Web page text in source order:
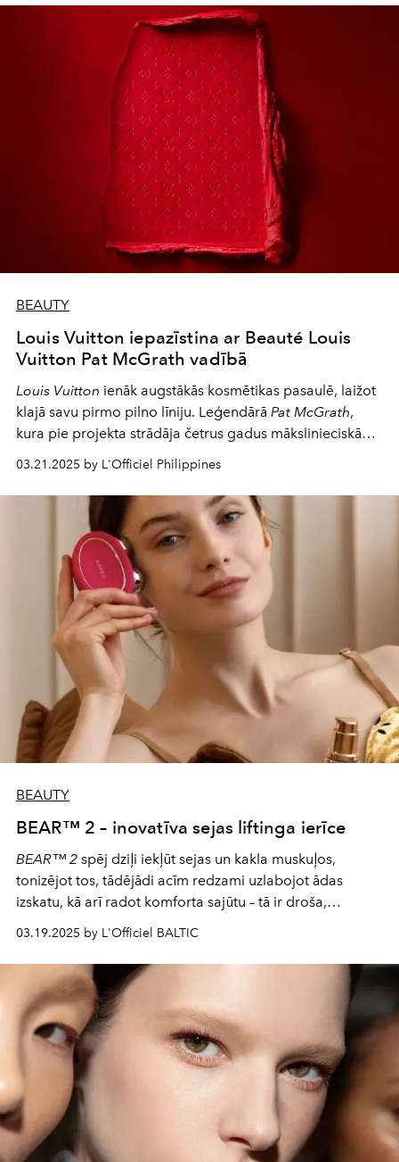
BEAUTY
Louis Vuitton iepazīstina ar Beauté Louis
Vuitton Pat McGrath vadībā
Louis Vuitton ienāk augstākās kosmētikas pasaulē, laižot
klajā savu pirmo pilno līniju. Leģendārā Pat McGrath,
kura pie projekta strādāja četrus gadus mākslinieciskā
Beauté Louis Vuitton
krāsu toņus, 10 lūpu balzamus un acu ēnu kolekciju, kas
sola apvienot klasiku, drosmi un modernākās
tehnoloģijas.
03.21.2025 by L'Officiel Philippines
BEAUTY
BEAR™ 2 – inovatīva sejas liftinga ierīce
BEAR™ 2 spēj dziļi iekļūt sejas un kakla muskuļos,
tonizējot tos, tādējādi acīm redzami uzlabojot ādas
izskatu, kā arī radot komforta sajūtu – tā ir droša,
nesāpīga ķirurģiskas iejaukšanās procedūras alternatīva
ar intensīvu, taču patīkamu divas minūtes ilgas
mikrostrāvas terapiju.
03.19.2025 by L'Officiel BALTIC